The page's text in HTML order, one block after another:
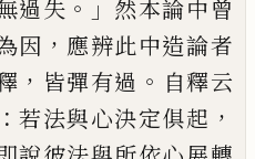
過失 。」 然本論中曾
因 ， 應辨此中造論者
， 皆彈有過 。 自釋云
：若法與心決定俱起 ，